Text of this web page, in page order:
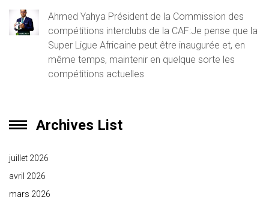
Ahmed Yahya Président de la Commission des
compétitions interclubs de la CAF:Je pense que la
Super Ligue Africaine peut être inaugurée et, en
même temps, maintenir en quelque sorte les
compétitions actuelles
Archives List
juillet 2026
avril 2026
mars 2026